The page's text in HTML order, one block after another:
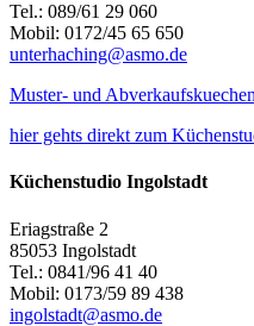
Tel.: 089/61 29 060
Mobil: 0172/45 65 650
unterhaching@asmo.de
Muster- und
hier gehts direkt zum
Küchenstudio Ingolstadt
Eriagstraße 2
85053 Ingolstadt
Tel.: 0841/96 41 40
Mobil: 0173/59 89 438
ingolstadt@asmo.de